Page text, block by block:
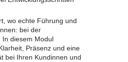
wo echte Führung und
bei der
In diesem Modul
Präsenz und eine
bei Ihren Kundinnen und